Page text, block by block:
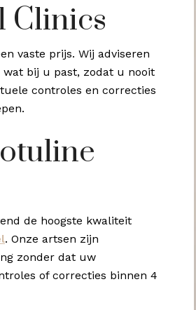
Clinics
vaste prijs. Wij adviseren
bij u past, zodat u nooit
controles en correcties
de hoogste kwaliteit
. Onze artsen zijn
zonder dat uw
of correcties binnen 4